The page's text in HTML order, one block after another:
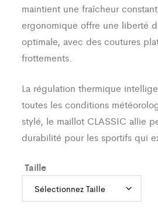
maintient une fraîcheur
ergonomique offre une liberté
optimale, avec des coutures
frottements.
La régulation thermique
toutes les conditions
stylé, le maillot CLASSIC allie
durabilité pour les sportifs qui
Taille